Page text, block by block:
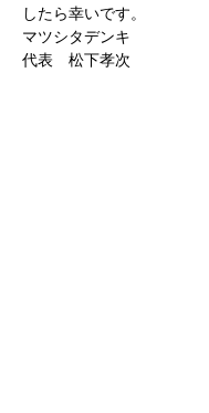
したら幸いです。
マツシタデンキ
代表 松下孝次